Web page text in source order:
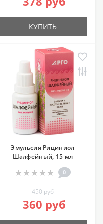
КУПИТЬ
Эмульсия Рициниол
Шалфейный, 15 мл
0
450 руб
360 руб